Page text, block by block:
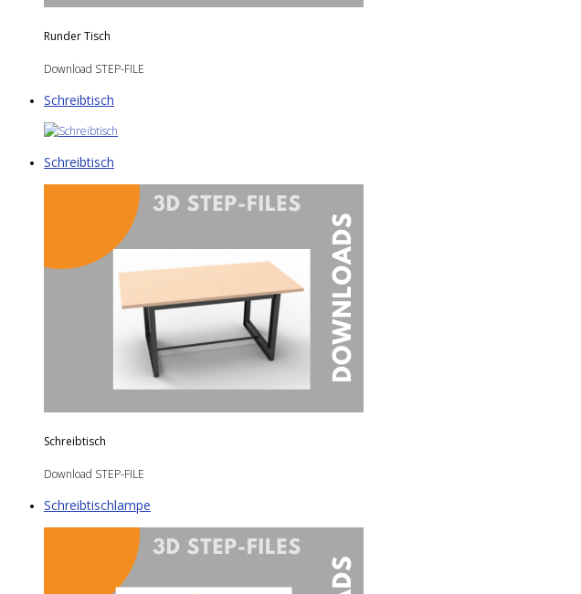
Runder Tisch
Download STEP-FILE
Schreibtisch
Schreibtisch
Schreibtisch
Download STEP-FILE
Schreibtischlampe